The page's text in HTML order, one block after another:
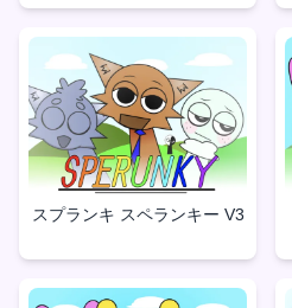
スプランキ スペランキー V3